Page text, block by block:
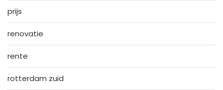
prijs
renovatie
rente
rotterdam zuid